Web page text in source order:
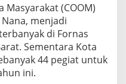
Masyarakat (COOM)
menjadi
di Fornas
Sementara Kota
44 pegiat untuk
ini.